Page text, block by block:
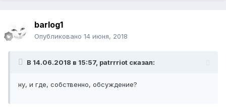
barlog1
Опубликовано 14 июня, 2018
В 14.06.2018 в 15:57, patrrriot сказал:
ну, и где, собственно, обсуждение?